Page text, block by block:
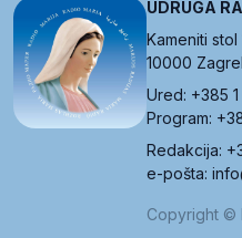
UDRUGA
Kameniti stol
10000
Ured: +385
Program:
Redakcija:
e-pošta:
Copyright ©